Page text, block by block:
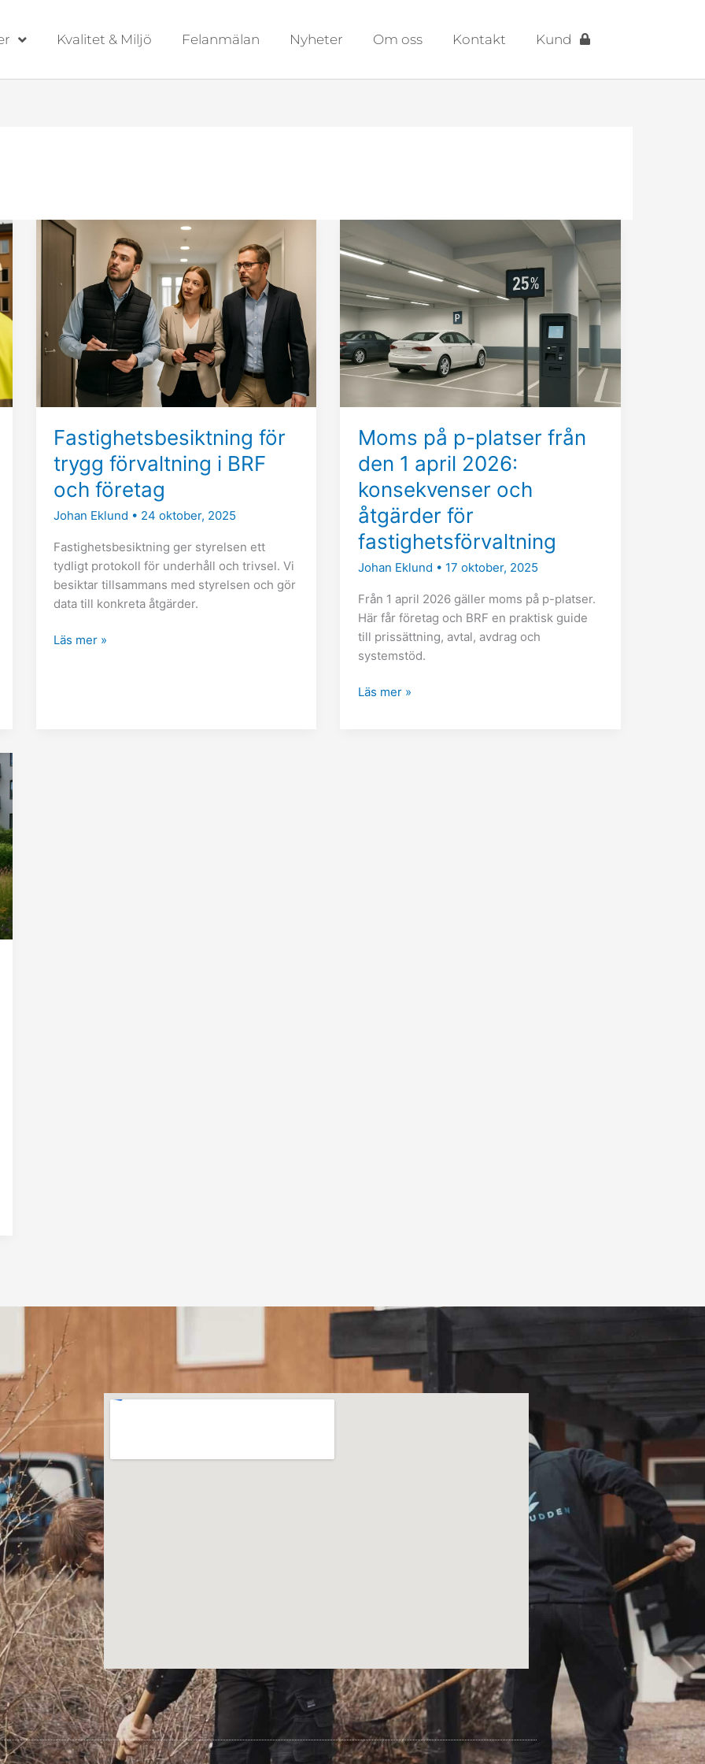
Kvalitet & Miljö Felanmälan Nyheter Om oss Kontakt Kund
Fastighetsbesiktning för
trygg förvaltning i BRF
och företag
Johan Eklund • 24 oktober, 2025
Fastighetsbesiktning ger styrelsen ett
tydligt protokoll för underhåll och trivsel. Vi
besiktar tillsammans med styrelsen och gör
data till konkreta åtgärder.
Fastighetsbesiktning
trygg
förvaltning
BRF
och
företag
Läs mer »
Moms på p-platser från
den 1 april 2026:
konsekvenser och
åtgärder för
fastighetsförvaltning
Johan Eklund • 17 oktober, 2025
Från 1 april 2026 gäller moms på p-platser.
Här får företag och BRF en praktisk guide
till prissättning, avtal, avdrag och
systemstöd.
Moms
på
p-
platser
från
den
1
april
och
åtgärder
för
fastighetsförvaltning
Läs mer »